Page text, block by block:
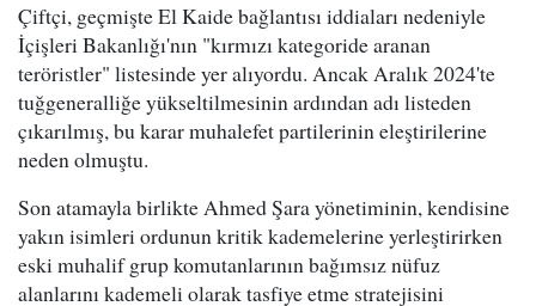
Çiftçi, geçmişte El Kaide bağlantısı iddiaları nedeniyle
İçişleri Bakanlığı'nın "kırmızı kategoride aranan
teröristler" listesinde yer alıyordu. Ancak Aralık 2024'te
tuğgeneralliğe yükseltilmesinin ardından adı listeden
çıkarılmış, bu karar muhalefet partilerinin eleştirilerine
neden olmuştu.
Son atamayla birlikte Ahmed Şara yönetiminin, kendisine
yakın isimleri ordunun kritik kademelerine yerleştirirken
eski muhalif grup komutanlarının bağımsız nüfuz
alanlarını kademeli olarak tasfiye etme stratejisini